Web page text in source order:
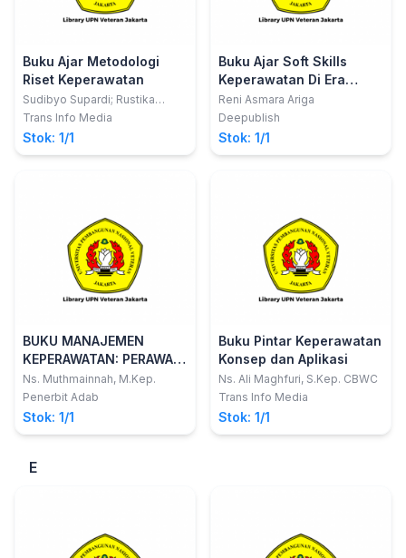
Buku Ajar Metodologi
Riset Keperawatan
Sudibyo Supardi; Rustika
Herman
Trans Info Media
Stok: 1/1
Buku Ajar Soft Skills
Keperawatan Di Era
Milenial 4.0
Reni Asmara Ariga
Deepublish
Stok: 1/1
BUKU MANAJEMEN
KEPERAWATAN: PERAWAT,
KINERJA, MOTIVASI DAN
REMUNERASI
Ns. Muthmainnah, M.Kep.
Penerbit Adab
Stok: 1/1
Buku Pintar Keperawatan
Konsep dan Aplikasi
Ns. Ali Maghfuri, S.Kep. CBWC
Trans Info Media
Stok: 1/1
E